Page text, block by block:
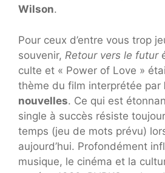
Wilson.
Pour ceux d’entre vous trop
souvenir, Retour vers le futur
culte et « Power of Love »
thème du film interprétée par
nouvelles. Ce qui est
single à succès résiste
temps (jeu de mots prévu)
aujourd’hui. Profondément
musique, le cinéma et la